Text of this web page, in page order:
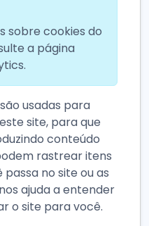
sobre cookies do
a página
usadas para
site, para que
conteúdo
rastrear itens
no site ou as
ajuda a entender
o site para você.